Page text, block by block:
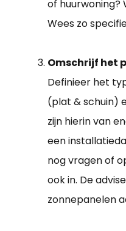
of huurwoning?
Wees zo
Omschrijf het
Definieer het
(plat & schuin)
zijn hierin van
een
nog vragen of
ook in. De
zonnepanelen